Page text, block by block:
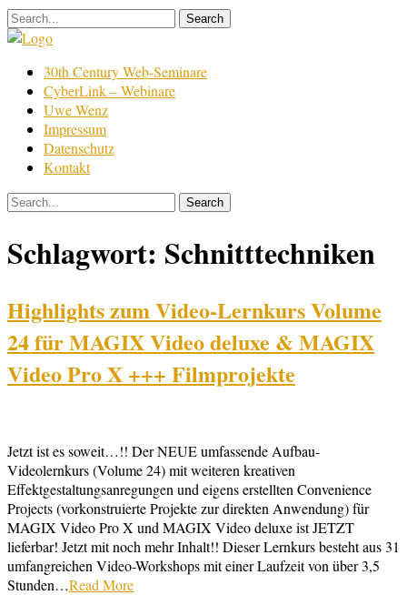
Skip
to
Film
Bearbeitung
30th Century Web-Seminare
CyberLink – Webinare
Uwe Wenz
Impressum
Datenschutz
Kontakt
Schlagwort: Schnitttechniken
Highlights zum Video-Lernkurs Volume
24 für MAGIX Video deluxe & MAGIX
Video Pro X +++ Filmprojekte
Jetzt ist es soweit…!! Der NEUE umfassende Aufbau-
Videolernkurs (Volume 24) mit weiteren kreativen
Effektgestaltungsanregungen und eigens erstellten Convenience
Projects (vorkonstruierte Projekte zur direkten Anwendung) für
MAGIX Video Pro X und MAGIX Video deluxe ist JETZT
lieferbar! Jetzt mit noch mehr Inhalt!! Dieser Lernkurs besteht aus 31
umfangreichen Video-Workshops mit einer Laufzeit von über 3,5
Stunden…Read More